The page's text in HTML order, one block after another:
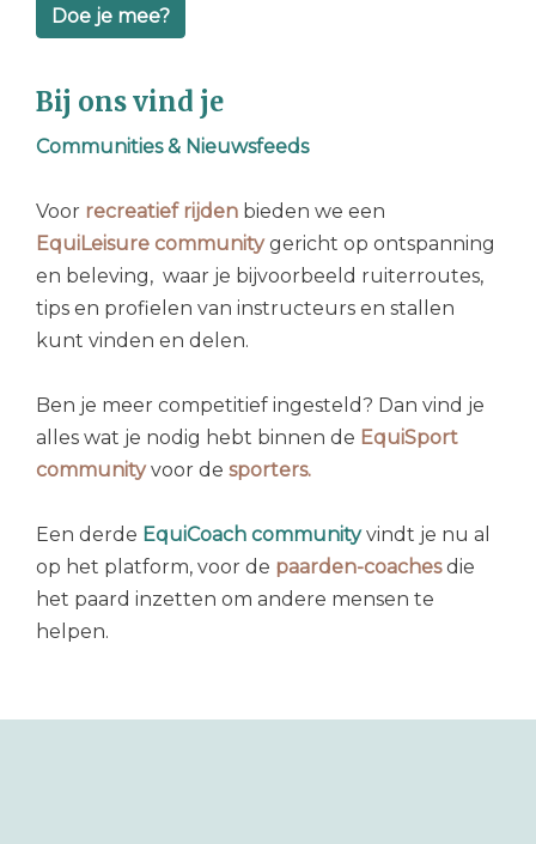
Doe je mee?
Bij ons vind je
Communities& Nieuwsfeeds
Voor recreatief rijden bieden we een
EquiLeisure communitygericht op ontspanning
en beleving, waar je bijvoorbeeld ruiterroutes,
tips en profielen van instructeurs en stallen
kunt vinden en delen.
Ben je meer competitief ingesteld? Dan vind je
alles wat je nodig hebt binnen de EquiSport
communityvoor de sporters.
Een derde EquiCoach communityvindt je nu al
op het platform, voor de paarden-coachesdie
het paard inzetten om andere mensen te
helpen.